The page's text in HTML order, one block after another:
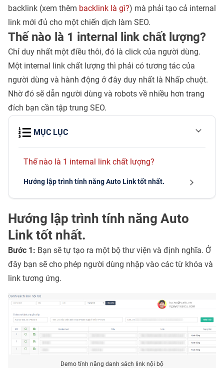
backlink (xem thêm backlink là gì?) mà phải tạo cả internal
link mới đủ cho một chiến dịch làm SEO.
Thế nào là 1 internal link chất lượng?
Chỉ duy nhất một điều thôi, đó là click của người dùng.
Một internal link chất lượng thì phải có tương tác của
người dùng và hành động ở đây duy nhất là Nhấp chuột.
Nhờ đó sẽ dẫn người dùng và robots về nhiều hơn trang
đích bạn cần tập trung SEO.
MỤC LỤC
Thế nào là 1 internal link chất lượng?
Hướng lập trình tính năng Auto Link tốt nhất.
Hướng lập trình tính năng Auto
Link tốt nhất.
Bước 1: Bạn sẽ tự tạo ra một bộ thư viện và định nghĩa. Ở
đây bạn sẽ cho phép người dùng nhập vào các từ khóa và
link tương ứng.
Demo tính năng danh sách link nội bộ